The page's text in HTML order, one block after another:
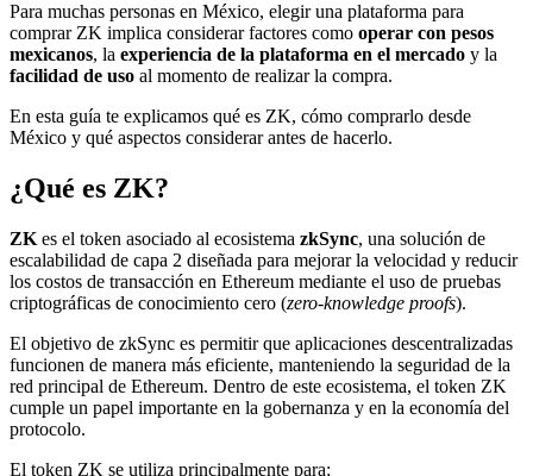
Para muchas personas en México, elegir una plataforma para
comprar ZK implica considerar factores como operar con pesos
mexicanos, la experiencia de la plataforma en el mercado y la
facilidad de uso al momento de realizar la compra.
En esta guía te explicamos qué es ZK, cómo comprarlo desde
México y qué aspectos considerar antes de hacerlo.
¿Qué es ZK?
ZK es el token asociado al ecosistema zkSync, una solución de
escalabilidad de capa 2 diseñada para mejorar la velocidad y reducir
los costos de transacción en Ethereum mediante el uso de pruebas
criptográficas de conocimiento cero (zero-knowledge proofs).
El objetivo de zkSync es permitir que aplicaciones descentralizadas
funcionen de manera más eficiente, manteniendo la seguridad de la
red principal de Ethereum. Dentro de este ecosistema, el token ZK
cumple un papel importante en la gobernanza y en la economía del
protocolo.
El token ZK se utiliza principalmente para: